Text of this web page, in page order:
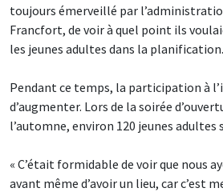
toujours émerveillé par
Francfort, de voir à quel point ils
les jeunes adultes dans la
Pendant ce temps, la participation à
d’augmenter. Lors de la soirée
l’automne, environ 120 jeunes adultes
« C’était formidable de voir que nous
avant même d’avoir un lieu, car c’est